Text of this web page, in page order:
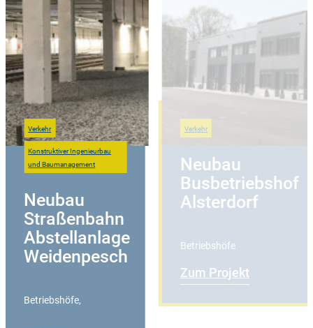
Verkehr
Konstruktiver Ingenieurbau
und Baumanagement
Neubau
Straßenbahn
Abstellanlage
Weidenpesch
Betriebshöfe,
Verkehr
Neubau
Busbetriebshof
Alsterdorf
Betriebshöfe
Zum Projekt